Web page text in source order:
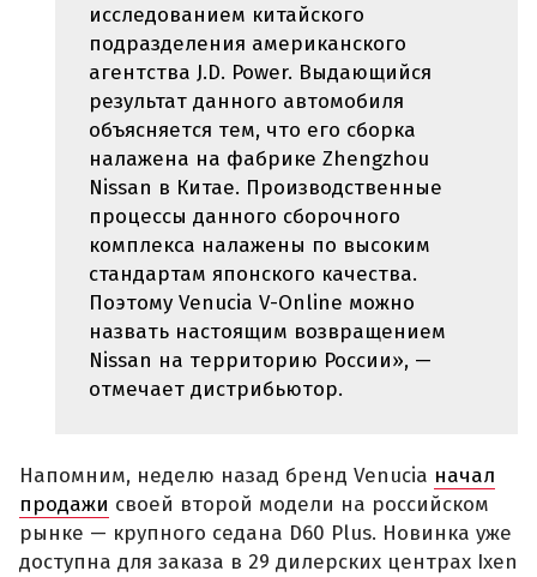
исследованием китайского
подразделения американского
агентства J.D. Power. Выдающийся
результат данного автомобиля
объясняется тем, что его сборка
налажена на фабрике Zhengzhou
Nissan в Китае. Производственные
процессы данного сборочного
комплекса налажены по высоким
стандартам японского качества.
Поэтому Venucia V-Online можно
назвать настоящим возвращением
Nissan на территорию России», —
отмечает дистрибьютор.
Напомним, неделю назад бренд Venucia начал
продажи своей второй модели на российском
рынке — крупного седана D60 Plus. Новинка уже
доступна для заказа в 29 дилерских центрах Ixen